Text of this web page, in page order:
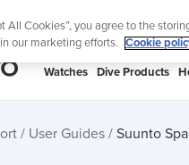
Watches Dive Products
User Guides Suunto
All Cookies”, you agree to the
our marketing efforts.
Cookie